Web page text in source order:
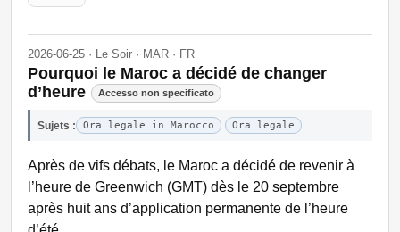
2026-06-25 · Le Soir · MAR · FR
Pourquoi le Maroc a décidé de changer
d’heure
Accesso non specificato
Sujets : Ora legale in Marocco Ora legale
Après de vifs débats, le Maroc a décidé de revenir à
l’heure de Greenwich (GMT) dès le 20 septembre
après huit ans d’application permanente de l’heure